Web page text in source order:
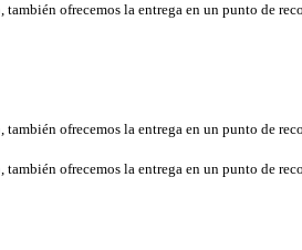
ofrecemos la entrega en un punto de
ofrecemos la entrega en un punto de
ofrecemos la entrega en un punto de